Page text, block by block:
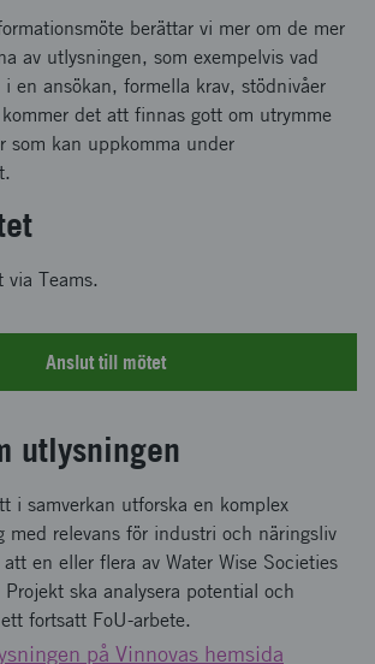
berättar vi mer om de mer
av utlysningen, som exempelvis vad
i en ansökan, formella krav, stödnivåer
det att finnas gott om utrymme
som kan uppkomma under
via Teams.
Anslut till mötet
utlysningen
i samverkan utforska en komplex
med relevans för industri och näringsliv
en eller flera av Water Wise Societies
ska analysera potential och
fortsatt FoU-arbete.
på Vinnovas hemsida